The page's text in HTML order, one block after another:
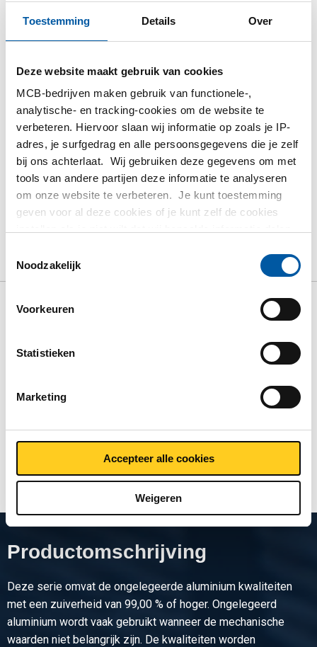
Toestemming Details Over
Deze website maakt gebruik van cookies
MCB-bedrijven maken gebruik van functionele-,
analytische- en tracking-cookies om de website te
verbeteren. Hiervoor slaan wij informatie op zoals je IP-
adres, je surfgedrag en alle persoonsgegevens die je zelf
bij ons achterlaat. Wij gebruiken deze gegevens om met
tools van andere partijen deze informatie te analyseren
om onze website te verbeteren. Je kunt toestemming
geven voor al deze cookies of je kunt zelf de cookies
partijen waarmee wij samenwerken vind je in ons
Noodzakelijk
Voorkeuren
Statistieken
Marketing
Accepteer alle cookies
Weigeren
Inloggen
Bestel met uw eigen artikelnummers
Calculeren met actuele MCB-prijzen
Volg uw order via Track&Trace
Product Product omschrijving Bruto prijslijst
Downloads
Bruto prijslijst: Alu plaat/band
EN AW-1050A H14/H24 Easy
Prijzen in Euro per: 0
Productomschrijving
Deze serie omvat de ongelegeerde aluminium kwaliteiten
met een zuiverheid van 99,00 % of hoger. Ongelegeerd
aluminium wordt vaak gebruikt wanneer de mechanische
waarden niet belangrijk zijn. De kwaliteiten worden